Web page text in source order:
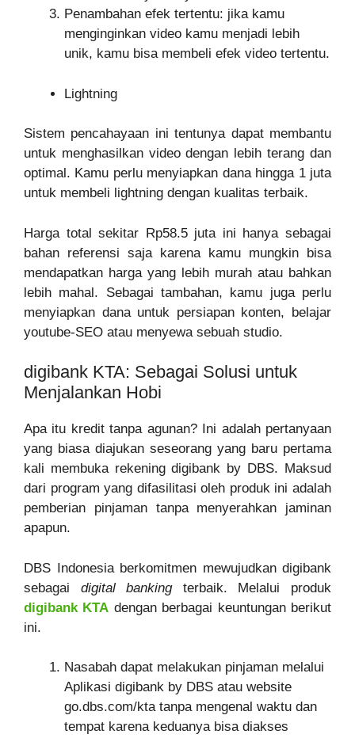
Penambahan efek tertentu: jika kamu
menginginkan video kamu menjadi lebih
unik, kamu bisa membeli efek video tertentu.
Lightning
Sistem pencahayaan ini tentunya dapat membantu
untuk menghasilkan video dengan lebih terang dan
optimal. Kamu perlu menyiapkan dana hingga 1 juta
untuk membeli lightning dengan kualitas terbaik.
Harga total sekitar Rp58.5 juta ini hanya sebagai
bahan referensi saja karena kamu mungkin bisa
mendapatkan harga yang lebih murah atau bahkan
lebih mahal. Sebagai tambahan, kamu juga perlu
menyiapkan dana untuk persiapan konten, belajar
youtube-SEO atau menyewa sebuah studio.
digibank KTA: Sebagai Solusi untuk
Menjalankan Hobi
Apa itu kredit tanpa agunan? Ini adalah pertanyaan
yang biasa diajukan seseorang yang baru pertama
kali membuka rekening digibank by DBS. Maksud
dari program yang difasilitasi oleh produk ini adalah
pemberian pinjaman tanpa menyerahkan jaminan
apapun.
DBS Indonesia berkomitmen mewujudkan digibank
sebagai digital bankingterbaik. Melalui produk
digibank KTA dengan berbagai keuntungan berikut
ini.
Nasabah dapat melakukan pinjaman melalui
Aplikasi digibank by DBS atau website
go.dbs.com/kta tanpa mengenal waktu dan
tempat karena keduanya bisa diakses